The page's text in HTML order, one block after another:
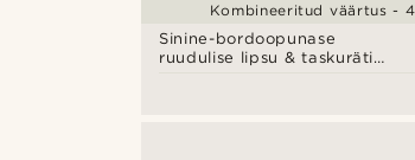
Sinine-bordoopunase
ruudulise lipsu & taskuräti
Kombineeritud väärtus -